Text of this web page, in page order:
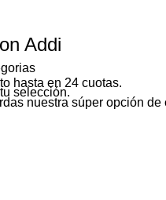
Addi
hasta en 24 cuotas.
nuestra súper opción
selección.